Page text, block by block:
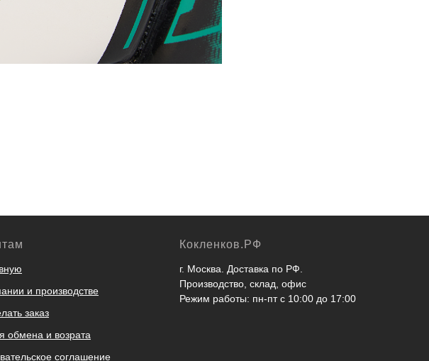
и производстве
заказ
обмена и возрата
соглашение
Кокленков.РФ
г. Москва. Доставка по РФ.
Производство, склад, офис
Режим работы: пн-пт с 10:00 до 17:00